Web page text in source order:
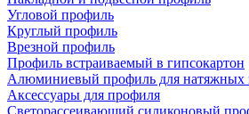
Угловой профиль
Круглый профиль
Врезной профиль
Профиль встраиваемый в гипсокартон
Алюминиевый профиль для натяжных
Аксессуары для профиля
Светорассеивающий силиконовый